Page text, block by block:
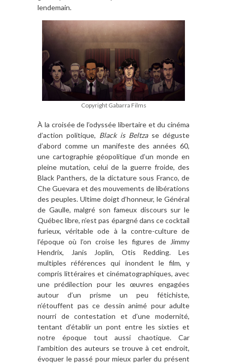
lendemain.
Copyright Gabarra Films
À la croisée de l’odyssée libertaire et du cinéma
d’action politique, Black is Beltzase déguste
d’abord comme un manifeste des années 60,
une cartographie géopolitique d’un monde en
pleine mutation, celui de la guerre froide, des
Black Panthers, de la dictature sous Franco, de
Che Guevara et des mouvements de libérations
des peuples. Ultime doigt d’honneur, le Général
de Gaulle, malgré son fameux discours sur le
Québec libre, n’est pas épargné dans ce cocktail
furieux, véritable ode à la contre-culture de
l’époque où l’on croise les figures de Jimmy
Hendrix, Janis Joplin, Otis Redding. Les
multiples références qui inondent le film, y
compris littéraires et cinématographiques, avec
une prédilection pour les œuvres engagées
autour d’un prisme un peu fétichiste,
n’étouffent pas ce dessin animé pour adulte
nourri de contestation et d’une modernité,
tentant d’établir un pont entre les sixties et
notre époque tout aussi chaotique. Car
l’ambition des auteurs se trouve à cet endroit,
évoquer le passé pour mieux parler du présent